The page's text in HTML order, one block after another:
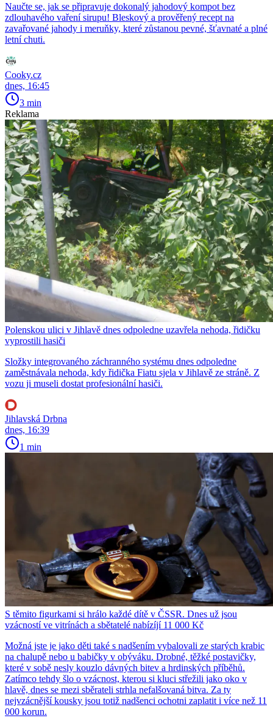
Naučte se, jak se připravuje dokonalý jahodový kompot bez
zdlouhavého vaření sirupu! Bleskový a prověřený recept na
zavařované jahody i meruňky, které zůstanou pevné, šťavnaté a plné
letní chuti.
Cooky.cz
dnes, 16:45
3 min
Reklama
Polenskou ulici v Jihlavě dnes odpoledne uzavřela nehoda, řidičku
vyprostili hasiči
Složky integrovaného záchranného systému dnes odpoledne
zaměstnávala nehoda, kdy řidička Fiatu sjela v Jihlavě ze stráně. Z
vozu ji museli dostat profesionální hasiči.
Jihlavská Drbna
dnes, 16:39
1 min
S těmito figurkami si hrálo každé dítě v ČSSR. Dnes už jsou
vzácností ve vitrínách a sbětatelé nabízíjí 11 000 Kč
Možná jste je jako děti také s nadšením vybalovali ze starých krabic
na chalupě nebo u babičky v obýváku. Drobné, těžké postavičky,
které v sobě nesly kouzlo dávných bitev a hrdinských příběhů.
Zatímco tehdy šlo o vzácnost, kterou si kluci střežili jako oko v
hlavě, dnes se mezi sběrateli strhla nefalšovaná bitva. Za ty
nejvzácnější kousky jsou totiž nadšenci ochotni zaplatit i více než 11
000 korun.